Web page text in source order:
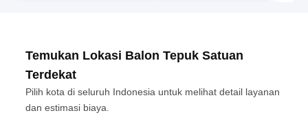
Temukan Lokasi Balon Tepuk Satuan
Terdekat
Pilih kota di seluruh Indonesia untuk melihat detail layanan
dan estimasi biaya.